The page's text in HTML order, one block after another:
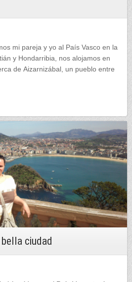
mi pareja y yo al País Vasco en la
y Hondarribia, nos alojamos en
de Aizarnizábal, un pueblo entre
ciudad